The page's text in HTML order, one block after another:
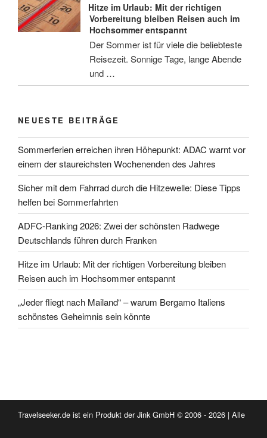
Hitze im Urlaub: Mit der richtigen
Vorbereitung bleiben Reisen auch im
Hochsommer entspannt
Der Sommer ist für viele die beliebteste
Reisezeit. Sonnige Tage, lange Abende
und …
NEUESTE BEITRÄGE
Sommerferien erreichen ihren Höhepunkt: ADAC warnt vor
einem der staureichsten Wochenenden des Jahres
Sicher mit dem Fahrrad durch die Hitzewelle: Diese Tipps
helfen bei Sommerfahrten
ADFC-Ranking 2026: Zwei der schönsten Radwege
Deutschlands führen durch Franken
Hitze im Urlaub: Mit der richtigen Vorbereitung bleiben
Reisen auch im Hochsommer entspannt
„Jeder fliegt nach Mailand“ – warum Bergamo Italiens
schönstes Geheimnis sein könnte
Travelseeker.de ist ein Produkt der Jink GmbH © 2006 - 2026 | Alle